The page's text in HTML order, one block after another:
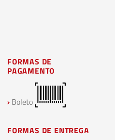
FORMAS DE
PAGAMENTO
› Boleto
FORMAS DE ENTREGA